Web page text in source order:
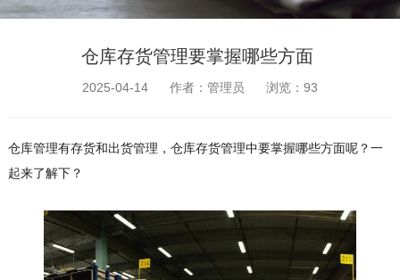
仓库存货管理要掌握哪些方面
2025-04-14 作者：管理员 浏览： 93
仓库管理有存货和出货管理，仓库存货管理中要掌握哪些方面呢？一
起来了解下？